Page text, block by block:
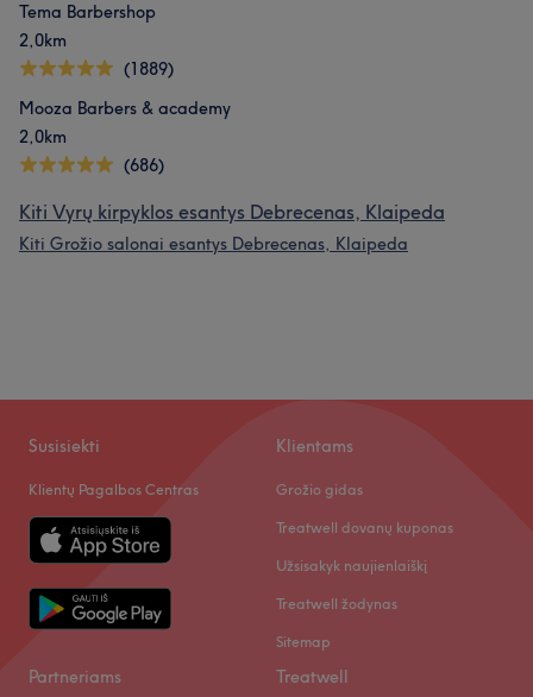
Tema Barbershop
2,0km
(1889)
Mooza Barbers & academy
2,0km
(686)
Kiti Vyrų kirpyklos esantys Debrecenas, Klaipeda
Kiti Grožio salonai esantys Debrecenas, Klaipeda
Susisiekti
Klientų Pagalbos Centras
Klientams
Grožio gidas
Treatwell dovanų kuponas
Užsisakyk naujienlaiškį
Treatwell žodynas
Sitemap
Partneriams Treatwell